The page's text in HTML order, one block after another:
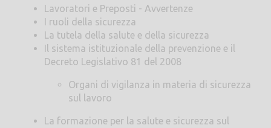
Lavoratori e Preposti - Avvertenze
I ruoli della sicurezza
La tutela della salute e della sicurezza
Il sistema istituzionale della prevenzione e il
Decreto Legislativo 81 del 2008
Organi di vigilanza in materia di sicurezza
sul lavoro
La formazione per la salute e sicurezza sul